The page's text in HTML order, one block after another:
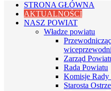
STRONA GŁÓWNA
AKTUALNOŚCI
NASZ POWIAT
Władze powiatu
Zarząd
Rada Powiatu
Komisje Rady
Starosta